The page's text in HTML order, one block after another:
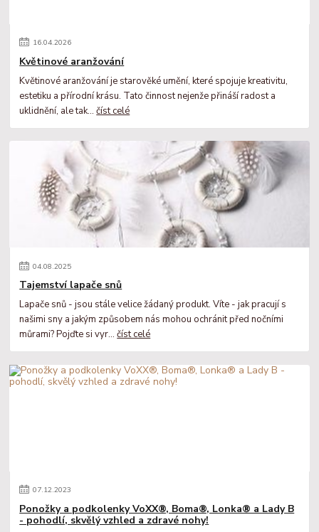
16.04.2026
Květinové aranžování
Květinové aranžování je starověké umění, které spojuje kreativitu,
estetiku a přírodní krásu. Tato činnost nejenže přináší radost a
uklidnění, ale tak...číst celé
04.08.2025
Tajemství lapače snů
Lapače snů - jsou stále velice žádaný produkt. Víte - jak pracují s
našimi sny a jakým způsobem nás mohou ochránit před nočními
můrami? Pojďte si vyr...číst celé
07.12.2023
Ponožky a podkolenky VoXX®, Boma®, Lonka® a Lady B
- pohodlí, skvělý vzhled a zdravé nohy!